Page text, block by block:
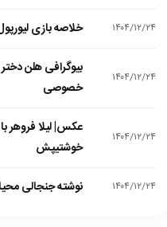
۱۴۰۴/۱۲/۲۴ خلاصه بازی لیورپول 1 – تاتنهام 1 (لیگ برتر
۱۴۰۴/۱۲/۲۴
بیوگرافی هلن
خصوصی
۱۴۰۴/۱۲/۲۴
عکس| لیلا فروهر
خوشتیپش
۱۴۰۴/۱۲/۲۴ نوشته جنجالی